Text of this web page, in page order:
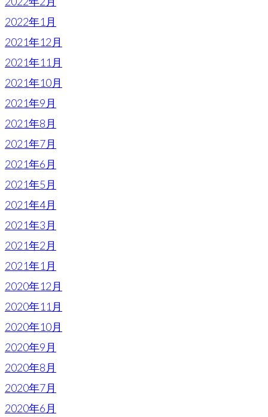
2022年1月
2021年12月
2021年11月
2021年10月
2021年9月
2021年8月
2021年7月
2021年6月
2021年5月
2021年4月
2021年3月
2021年2月
2021年1月
2020年12月
2020年11月
2020年10月
2020年9月
2020年8月
2020年7月
2020年6月